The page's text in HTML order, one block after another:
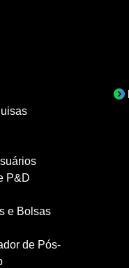
P&D
e Bolsas
de Pós-